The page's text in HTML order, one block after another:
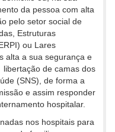
da pessoa com alta
pelo setor social de
Estruturas
ou Lares
alta a sua segurança e
de camas dos
(SNS), de forma a
e assim responder
hospitalar.
nos hospitais para